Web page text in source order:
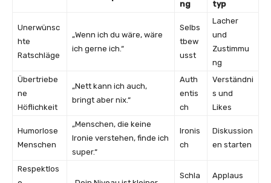
ng
typ
Unerwünsc
hte
Ratschläge
„Wenn ich du wäre, wäre
ich gerne ich.“
Selbs
tbew
usst
Lacher
und
Zustimmu
ng
Übertriebe
ne
Höflichkeit
„Nett kann ich auch,
bringt aber nix.“
Auth
entis
ch
Verständni
s und
Likes
Humorlose
Menschen
„Menschen, die keine
Ironie verstehen, finde ich
super.“
Ironis
ch
Diskussion
en starten
Respektlos
Schla
Applaus